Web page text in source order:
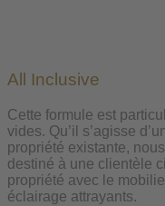
All Inclusive
Cette formule est
vides. Qu’il s’agisse
propriété existante,
destiné à une clientèle
propriété avec le
éclairage attrayants.